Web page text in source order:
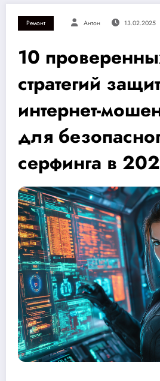
Ремонт Антон 13.02.2025
10
стратегий
интернет-
для
серфинга в